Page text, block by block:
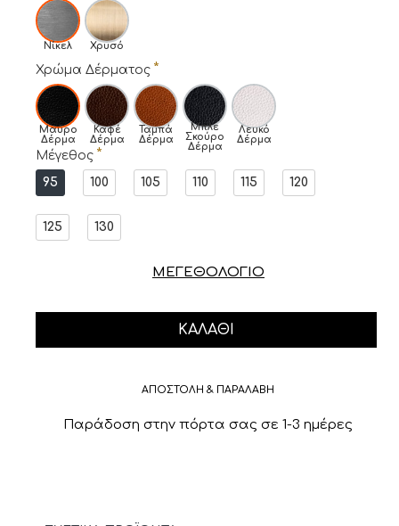
Νίκελ Χρυσό
Χρώμα Δέρματος
Μαύρο
Δέρμα
Καφέ
Δέρμα
Ταμπά
Δέρμα
Μπλε
Σκούρο
Δέρμα
Λευκό
Δέρμα
Μέγεθος
95
100 105 110 115 120
125 130
ΚΑΛΆΘΙ
ΜΕΓΕΘΟΛΟΓΙΟ
ΑΠΟΣΤΟΛΗ & ΠΑΡΑΛΑΒΗ
Παράδοση στην πόρτα σας σε 1-3 ημέρες